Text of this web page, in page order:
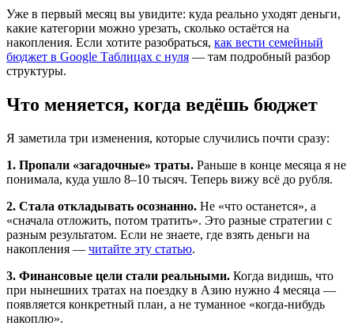
Уже в первый месяц вы увидите: куда реально уходят деньги,
какие категории можно урезать, сколько остаётся на
накопления. Если хотите разобраться, как вести семейный
бюджет в Google Таблицах с нуля — там подробный разбор
структуры.
Что меняется, когда ведёшь бюджет
Я заметила три изменения, которые случились почти сразу:
1. Пропали «загадочные» траты. Раньше в конце месяца я не
понимала, куда ушло 8–10 тысяч. Теперь вижу всё до рубля.
2. Стала откладывать осознанно. Не «что останется», а
«сначала отложить, потом тратить». Это разные стратегии с
разным результатом. Если не знаете, где взять деньги на
накопления — читайте эту статью.
3. Финансовые цели стали реальными. Когда видишь, что
при нынешних тратах на поездку в Азию нужно 4 месяца —
появляется конкретный план, а не туманное «когда-нибудь
накоплю».